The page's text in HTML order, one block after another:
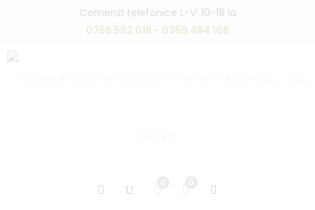
Comenzi telefonice L-V: 10-18 la
0756 562 016 - 0359 484 106